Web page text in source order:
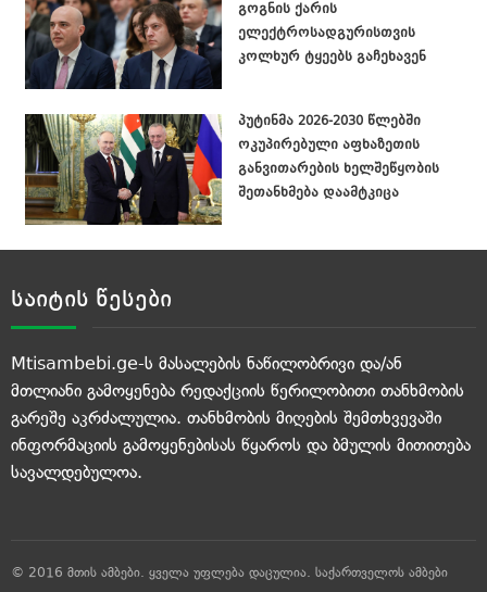
გოგნის ქარის
ელექტროსადგურისთვის
კოლხურ ტყეებს გაჩეხავენ
პუტინმა 2026-2030 წლებში
ოკუპირებული აფხაზეთის
განვითარების ხელშეწყობის
შეთანხმება დაამტკიცა
საიტის წესები
Mtisambebi.ge-ს მასალების ნაწილობრივი და/ან
მთლიანი გამოყენება რედაქციის წერილობითი თანხმობის
გარეშე აკრძალულია. თანხმობის მიღების შემთხვევაში
ინფორმაციის გამოყენებისას წყაროს და ბმულის მითითება
სავალდებულოა.
© 2016 მთის ამბები. ყველა უფლება დაცულია. საქართველოს ამბები